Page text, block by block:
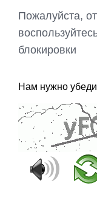
Пожалуйста,
блокировки
Нам нужно